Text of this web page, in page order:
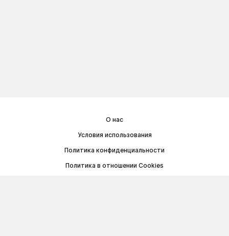
О нас
Условия использования
Политика конфиденциальности
Политика в отношении Cookies